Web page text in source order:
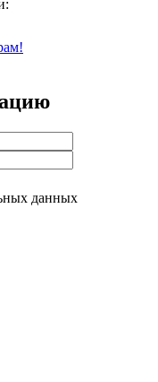
данных